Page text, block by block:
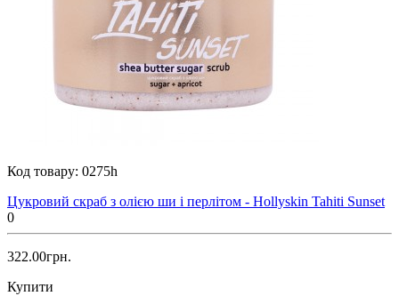
Код товару: 0275h
Цукровий скраб з олією ши і перлітом - Hollyskin Tahiti Sunset
0
322.00грн.
Купити